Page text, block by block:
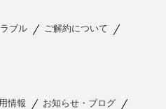
ブル
ご解約について
情報
お知らせ・ブログ